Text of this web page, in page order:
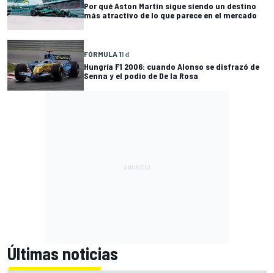
Por qué Aston Martin sigue siendo un destino
más atractivo de lo que parece en el mercado
FÓRMULA 11 d
Hungría F1 2006: cuando Alonso se disfrazó de
Senna y el podio de De la Rosa
Últimas noticias